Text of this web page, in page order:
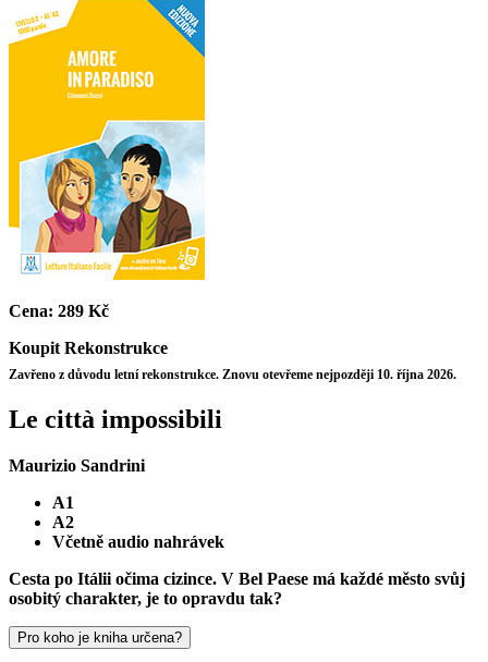
Cena: 289 Kč
Koupit Rekonstrukce
Zavřeno z důvodu letní rekonstrukce. Znovu otevřeme nejpozději 10. října 2026.
Le città impossibili
Maurizio Sandrini
A1
A2
Včetně audio nahrávek
Cesta po Itálii očima cizince. V Bel Paese má každé město svůj
osobitý charakter, je to opravdu tak?
Pro koho je kniha určena?